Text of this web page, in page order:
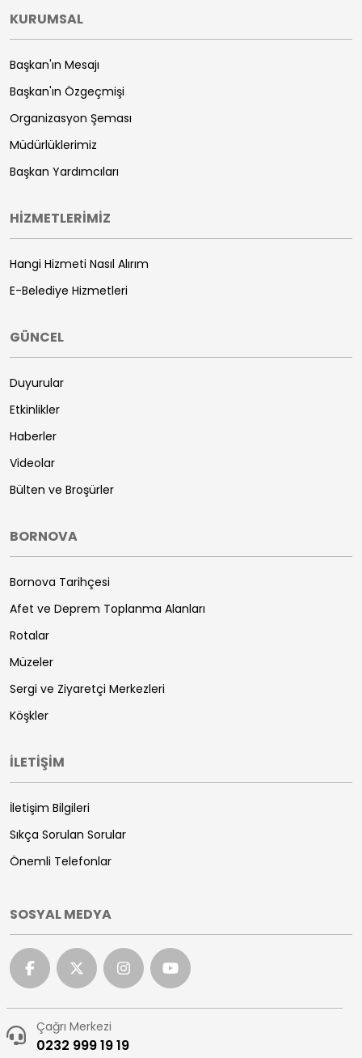
KURUMSAL
Başkan'ın Mesajı
Başkan'ın Özgeçmişi
Organizasyon Şeması
Müdürlüklerimiz
Başkan Yardımcıları
HİZMETLERİMİZ
Hangi Hizmeti Nasıl Alırım
E-Belediye Hizmetleri
GÜNCEL
Duyurular
Etkinlikler
Haberler
Videolar
Bülten ve Broşürler
BORNOVA
Bornova Tarihçesi
Afet ve Deprem Toplanma Alanları
Rotalar
Müzeler
Sergi ve Ziyaretçi Merkezleri
Köşkler
İLETİŞİM
İletişim Bilgileri
Sıkça Sorulan Sorular
Önemli Telefonlar
SOSYAL MEDYA
Çağrı Merkezi
0232 999 19 19